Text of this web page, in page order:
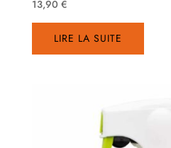
13,90 €
LIRE LA SUITE